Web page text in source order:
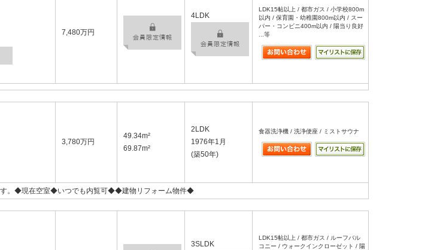
7,480万円
4LDK
LDK15帖以上 / 都市ガス / 小学校800m
以内 / 保育園・幼稚園800m以内 / スー
パー・コンビニ400m以内 / 陽当り良好
...等
3,780万円
49.34m²
69.87m²
2LDK
1976年1月
(築50年)
食器洗浄機 / 洗浄便座 / ミストサウナ
す。◆現在空室◆いつでも内覧可◆◆建物リフォーム物件◆
3SLDK
LDK15帖以上 / 都市ガス / ルーフバル
コニー / ウォークインクローゼット / 陽